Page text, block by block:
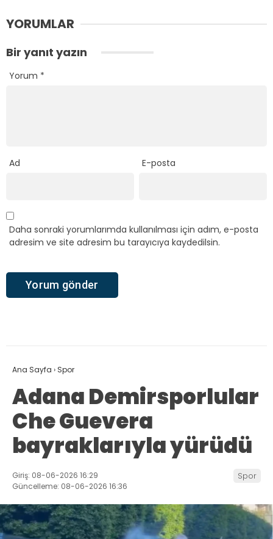
YORUMLAR
Bir yanıt yazın
Yorum *
Ad E-posta
Daha sonraki yorumlarımda kullanılması için adım, e-posta
adresim ve site adresim bu tarayıcıya kaydedilsin.
Ana Sayfa › Spor
Adana Demirsporlular
Che Guevera
bayraklarıyla yürüdü
Giriş: 08-06-2026 16:29
Güncelleme: 08-06-2026 16:36
Spor